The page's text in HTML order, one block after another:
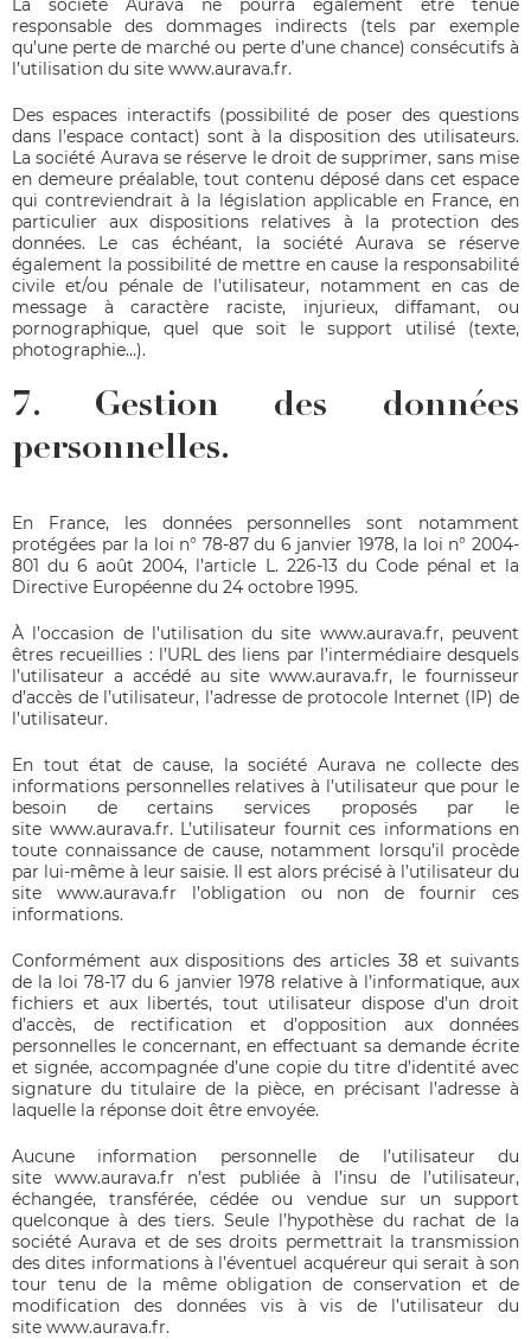
La société Aurava ne pourra également être tenue
responsable des dommages indirects (tels par exemple
qu’une perte de marché ou perte d’une chance) consécutifs à
l’utilisation du site www.aurava.fr.
Des espaces interactifs (possibilité de poser des questions
dans l’espace contact) sont à la disposition des utilisateurs.
La société Aurava se réserve le droit de supprimer, sans mise
en demeure préalable, tout contenu déposé dans cet espace
qui contreviendrait à la législation applicable en France, en
particulier aux dispositions relatives à la protection des
données. Le cas échéant, la société Aurava se réserve
également la possibilité de mettre en cause la responsabilité
civile et/ou pénale de l’utilisateur, notamment en cas de
message à caractère raciste, injurieux, diffamant, ou
pornographique, quel que soit le support utilisé (texte,
photographie…).
7. Gestion des données
personnelles.
En France, les données personnelles sont notamment
protégées par la loi n° 78-87 du 6 janvier 1978, la loi n° 2004-
801 du 6 août 2004, l’article L. 226-13 du Code pénal et la
Directive Européenne du 24 octobre 1995.
À l’occasion de l’utilisation du site www.aurava.fr, peuvent
êtres recueillies : l’URL des liens par l’intermédiaire desquels
l’utilisateur a accédé au site www.aurava.fr, le fournisseur
d’accès de l’utilisateur, l’adresse de protocole Internet (IP) de
l’utilisateur.
En tout état de cause, la société Aurava ne collecte des
informations personnelles relatives à l’utilisateur que pour le
besoin de certains services proposés par le
site www.aurava.fr. L’utilisateur fournit ces informations en
toute connaissance de cause, notamment lorsqu’il procède
par lui-même à leur saisie. Il est alors précisé à l’utilisateur du
site www.aurava.fr l’obligation ou non de fournir ces
informations.
Conformément aux dispositions des articles 38 et suivants
de la loi 78-17 du 6 janvier 1978 relative à l’informatique, aux
fichiers et aux libertés, tout utilisateur dispose d’un droit
d’accès, de rectification et d’opposition aux données
personnelles le concernant, en effectuant sa demande écrite
et signée, accompagnée d’une copie du titre d’identité avec
signature du titulaire de la pièce, en précisant l’adresse à
laquelle la réponse doit être envoyée.
Aucune information personnelle de l’utilisateur du
site www.aurava.fr n’est publiée à l’insu de l’utilisateur,
échangée, transférée, cédée ou vendue sur un support
quelconque à des tiers. Seule l’hypothèse du rachat de la
société Aurava et de ses droits permettrait la transmission
des dites informations à l’éventuel acquéreur qui serait à son
tour tenu de la même obligation de conservation et de
modification des données vis à vis de l’utilisateur du
site www.aurava.fr.